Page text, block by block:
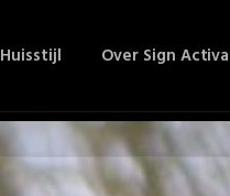
Huisstijl Over Sign